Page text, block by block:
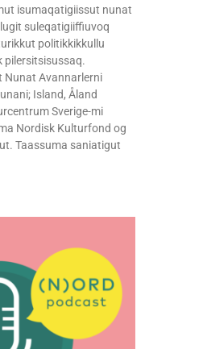
isumaqatigiissut nunat
suleqatigiiffiuvoq
politikkikkullu
pilersitsisussaq.
Nunat Avannarlerni
Island, Åland
Sverige-mi
Nordisk Kulturfond og
Taassuma saniatigut